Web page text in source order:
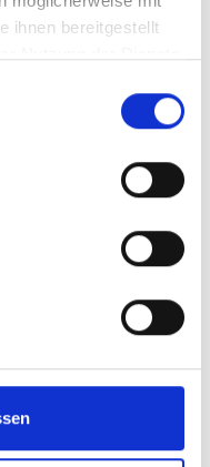
ihnen bereitgestellt
Moons
BSA-Akademie